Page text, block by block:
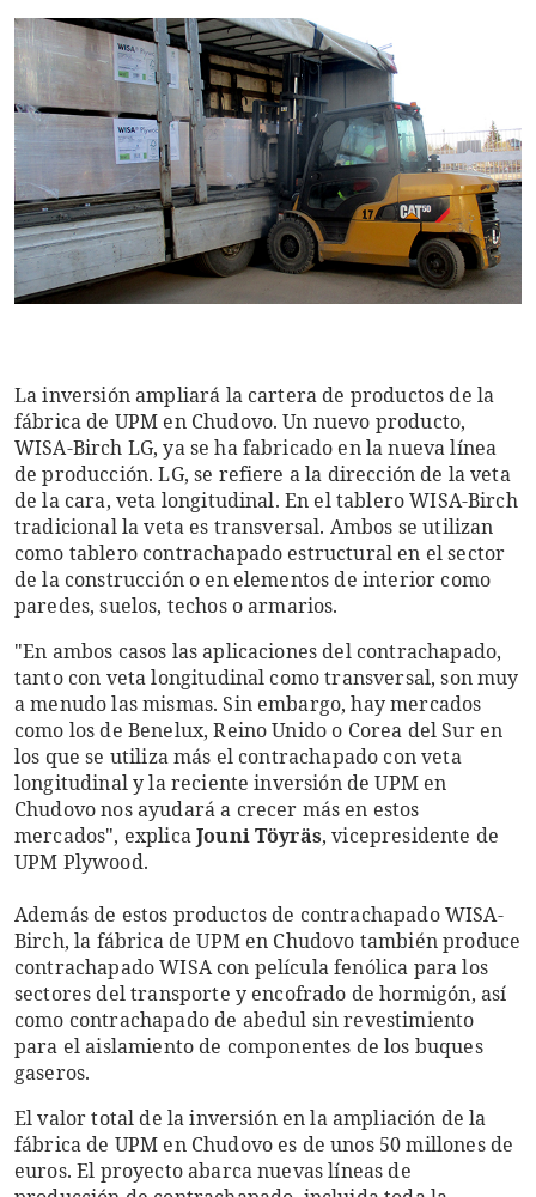
La inversión ampliará la cartera de productos de la
fábrica de UPM en Chudovo. Un nuevo producto,
WISA-Birch LG, ya se ha fabricado en la nueva línea
de producción. LG, se refiere a la dirección de la veta
de la cara, veta longitudinal. En el tablero WISA-Birch
tradicional la veta es transversal. Ambos se utilizan
como tablero contrachapado estructural en el sector
de la construcción o en elementos de interior como
paredes, suelos, techos o armarios.
"En ambos casos las aplicaciones del contrachapado,
tanto con veta longitudinal como transversal, son muy
a menudo las mismas. Sin embargo, hay mercados
como los de Benelux, Reino Unido o Corea del Sur en
los que se utiliza más el contrachapado con veta
longitudinal y la reciente inversión de UPM en
Chudovo nos ayudará a crecer más en estos
mercados", explicaJouni Töyräs, vicepresidente de
UPM Plywood.
Además de estos productos de contrachapado WISA-
Birch, la fábrica de UPM en Chudovo también produce
contrachapado WISA con película fenólica para los
sectores del transporte y encofrado de hormigón, así
como contrachapado de abedul sin revestimiento
para el aislamiento de componentes de los buques
gaseros.
El valor total de la inversión en la ampliación de la
fábrica de UPM en Chudovo es de unos 50 millones de
euros. El proyecto abarca nuevas líneas de